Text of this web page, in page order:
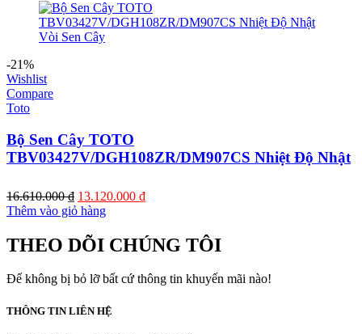
13.430.000 ₫.là:
10.747.000 ₫.
-21%
Wishlist
Compare
Toto
Bộ Sen Cây TOTO
TBV03427V/DGH108ZR/DM907CS Nhiệt Độ Nhật
16.610.000₫ Giá
gốc
16.610.000 ₫.
13.120.000 ₫Giá
là:
13.120.000 ₫.
Thêm vào giỏ hàng
THEO DÕI CHÚNG TÔI
Để không bị bỏ lỡ bất cứ thông tin khuyến mãi nào!
THÔNG TIN LIÊN HỆ